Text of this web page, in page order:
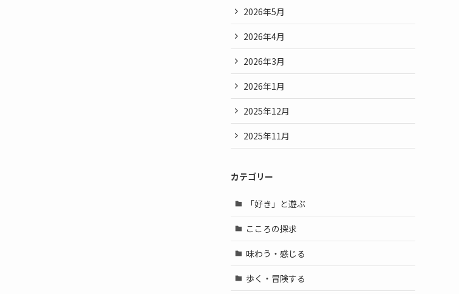
2026年5月
2026年4月
2026年3月
2026年1月
2025年12月
2025年11月
カテゴリー
「好き」と遊ぶ
こころの探求
味わう・感じる
歩く・冒険する